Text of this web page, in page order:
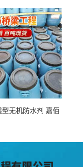
厂家
型无机防水剂 嘉佰